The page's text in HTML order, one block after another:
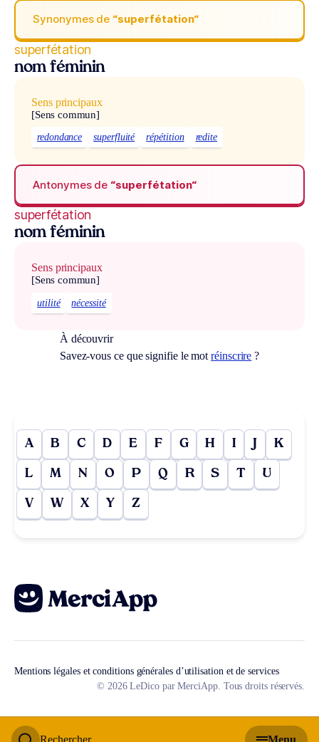
Rechercher Menu
Synonymes de “superfétation“
superfétation
nom féminin
Sens principaux
[Sens commun]
redondance superfluité répétition redite
Antonymes de “superfétation“
superfétation
nom féminin
Sens principaux
[Sens commun]
utilité nécessité
À découvrir
Savez-vous ce que signifie le motréinscrire ?
A B C D E F G H I J K
L M N O P Q R S T U
V W X Y Z
Mentions légales et conditions générales d’utilisation et de services
© 2026 LeDico par MerciApp. Tous droits réservés.